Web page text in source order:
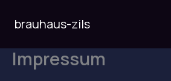
Inhaltbrauhaus-zils
Impressum